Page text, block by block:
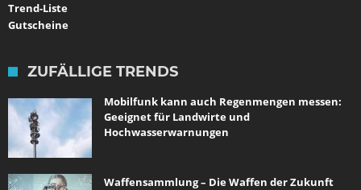
Trend-Liste
Gutscheine
ZUFÄLLIGE TRENDS
Mobilfunk kann auch Regenmengen messen:
Geeignet für Landwirte und
Hochwasserwarnungen
Waffensammlung – Die Waffen der Zukunft